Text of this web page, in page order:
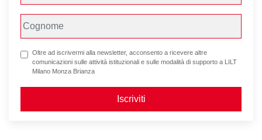
Oltre ad iscrivermi alla newsletter, acconsento a ricevere altre
comunicazioni sulle attività istituzionali e sulle modalità di supporto a LILT
Milano Monza Brianza
Iscriviti